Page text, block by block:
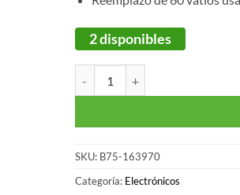
2 disponibles
SKU: B75-163970
Categoría: Electrónicos